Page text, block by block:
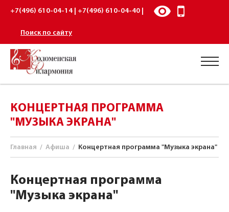
+7(496) 610-04-14 | +7(496) 610-04-40 |
Поиск по сайту
КОНЦЕРТНАЯ ПРОГРАММА
"МУЗЫКА ЭКРАНА"
Главная / Афиша / Концертная программа "Музыка экрана"
Концертная программа
"Музыка экрана"